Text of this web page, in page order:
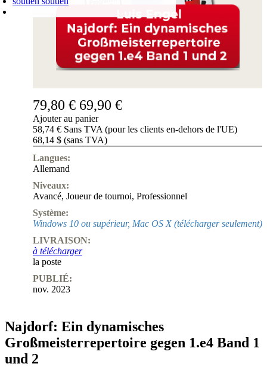
Login
PANIER D'ACHATS
0ARTICLE
0,00 €
✔
79,80 € 69,90 €
Ajouter au panier
58,74 € Sans TVA (pour les clients en-dehors de l'UE)
68,14 $ (sans TVA)
Langues:
Allemand
Niveaux:
Avancé, Joueur de tournoi, Professionnel
Système:
Windows 10 ou supérieur, Mac OS X (télécharger seulement)
LIVRAISON:
à télécharger
la poste
PUBLIÉ:
nov. 2023
Najdorf: Ein dynamisches
Großmeisterrepertoire gegen 1.e4 Band 1
und 2